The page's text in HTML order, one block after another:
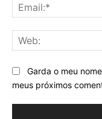
Garda o meu
meus próximos